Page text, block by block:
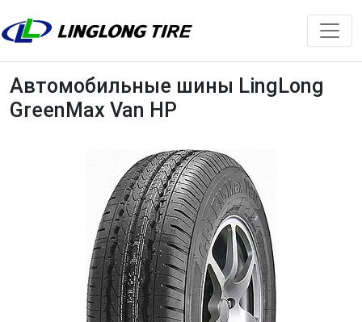
Автомобильные шины LingLong
GreenMax Van HP